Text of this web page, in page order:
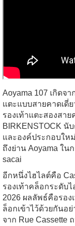
Aoyama 107 เกิดจ
แตะแบบสายคาดเดี่
รองเท้าแตะสองสา
BIRKENSTOCK นั
และองค์ประกอบให
ถึงย่าน Aoyama ใน
sacai
อีกหนึ่งไฮไลต์คือ
รองเท้าคล็อกระดับ
2026 ผลลัพธ์คือรอง
ล็อกเข้าไว้ด้วยกันอ
จาก Rue Cassette